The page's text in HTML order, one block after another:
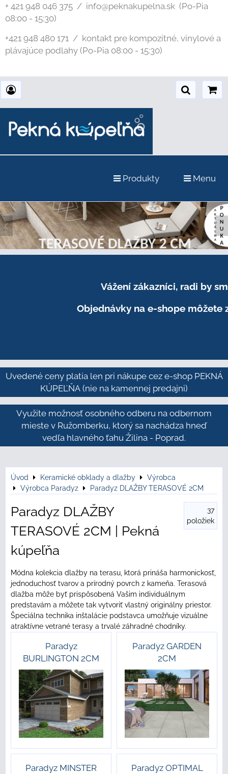
+ 421 948 046 375 / info@peknakupelna.sk (Po-Pia
08:00 - 15:30)
+421 948 480 171 / kontakt pre kompozitné, vinylové a
plávajúce podlahy (Po-Pia 08:00 - 15:30)
Produkty Menu
Vážení zákazníci, radi by
Objednávky na e-shope môžete
Uvedené ceny platia len pri nákupe cez e-shop PEKNÁ
KÚPEĽŇA (nie na kamennej predajni)
Využite možnosť osobného odberu na odbernom
mieste v Ružomberku, ktorý sa nachádza hneď
vedľa hlavného ťahu Žilina - Poprad.
Úvod Keramické obklady a dlažby
Výrobca
Výrobca Paradyz
Paradyz DLAŽBY TERASOVÉ 2CM
Paradyz DLAŽBY
TERASOVÉ 2CM | Pekná
kúpeľňa
37
položiek
Módna kolekcia dlažby na terasu, ktorá prináša harmonickosť,
jednoduchosť tvarov a prírodný povrch z kameňa. Terasová
dlažba môže byť prispôsobená Vašim individuálnym
predstavám a môžete tak vytvoriť vlastný originálny priestor.
Špeciálna technika inštalácie podstavca umožňuje vizuálne
atraktívne vetrané terasy a trvalé záhradné chodníky.
Paradyz
BURLINGTON 2CM
Paradyz GARDEN
2CM
Paradyz MINSTER
Paradyz OPTIMAL